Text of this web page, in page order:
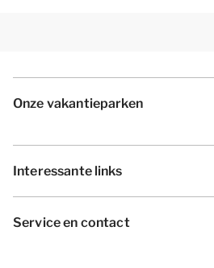
Onze vakantieparken
Interessante links
Service en contact